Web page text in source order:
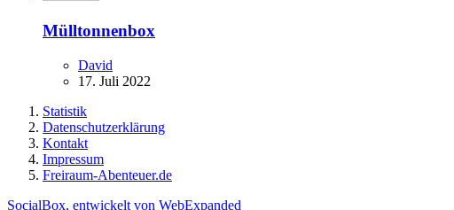
Mülltonnenbox
David
17. Juli 2022
Statistik
Datenschutzerklärung
Kontakt
Impressum
Freiraum-Abenteuer.de
SocialBox, entwickelt von WebExpanded